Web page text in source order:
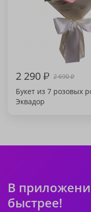
2 290₽ 2 690₽
Букет из 7 розовых
Эквадор
В
быстрее!